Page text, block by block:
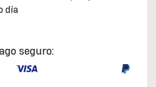
día
seguro: